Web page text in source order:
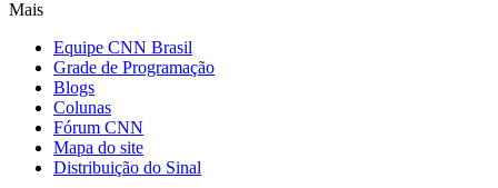
Mais
Equipe CNN Brasil
Grade de Programação
Blogs
Colunas
Fórum CNN
Mapa do site
Distribuição do Sinal